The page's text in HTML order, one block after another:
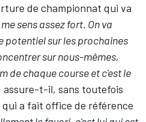
de championnat qui va
sens assez fort. On va
potentiel sur les prochaines
sur nous-mêmes,
de chaque course et c'est le
assure-t-il, sans toutefois
a fait office de référence